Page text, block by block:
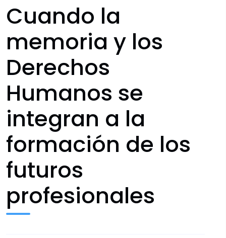
Cuando la
memoria y los
Derechos
Humanos se
integran a la
formación de los
futuros
profesionales